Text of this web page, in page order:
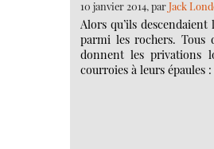
10 janvier 2014, parJack
Alors qu’ils
parmi les rochers. Tous
donnent les privations
courroies à leurs épaules